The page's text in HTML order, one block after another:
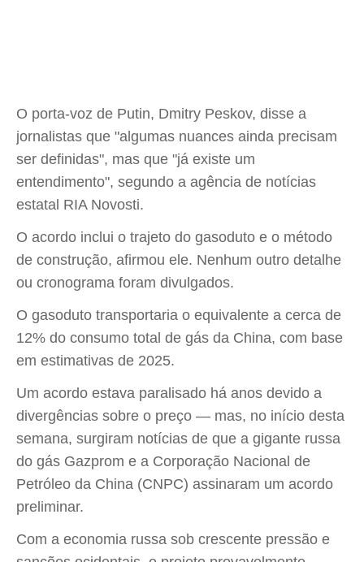
O porta-voz de Putin, Dmitry Peskov, disse a
jornalistas que "algumas nuances ainda precisam
ser definidas", mas que "já existe um
entendimento", segundo a agência de notícias
estatal RIA Novosti.
O acordo inclui o trajeto do gasoduto e o método
de construção, afirmou ele. Nenhum outro detalhe
ou cronograma foram divulgados.
O gasoduto transportaria o equivalente a cerca de
12% do consumo total de gás da China, com base
em estimativas de 2025.
Um acordo estava paralisado há anos devido a
divergências sobre o preço — mas, no início desta
semana, surgiram notícias de que a gigante russa
do gás Gazprom e a Corporação Nacional de
Petróleo da China (CNPC) assinaram um acordo
preliminar.
Com a economia russa sob crescente pressão e